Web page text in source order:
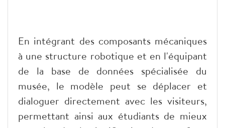
​En intégrant des composants mécaniques
à une structure robotique et en l'équipant
de la base de données spécialisée du
musée, le modèle peut se déplacer et
dialoguer directement avec les visiteurs,
permettant ainsi aux étudiants de mieux